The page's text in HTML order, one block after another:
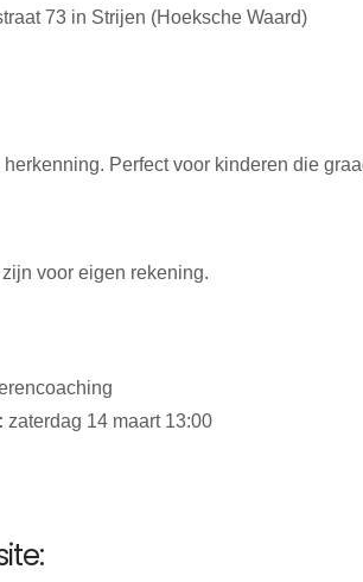
73 in Strijen (Hoeksche Waard)
Perfect voor kinderen die
voor eigen rekening.
zaterdag 14 maart 13:00